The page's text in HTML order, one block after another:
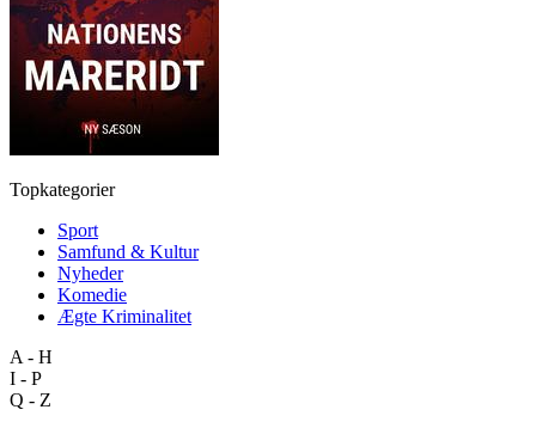
Topkategorier
Sport
Samfund & Kultur
Nyheder
Komedie
Ægte Kriminalitet
A - H
I - P
Q - Z